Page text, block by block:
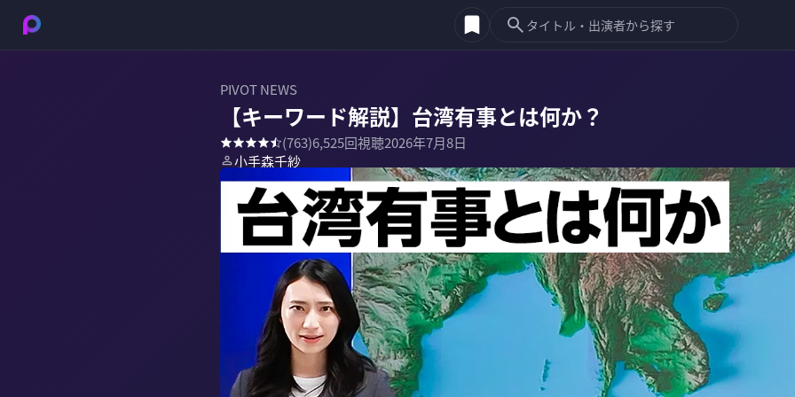
PIVOT NEWS
【キーワード解説】台湾有事とは何か？
(763)6,525回視聴2026年7月8日
小手森千紗